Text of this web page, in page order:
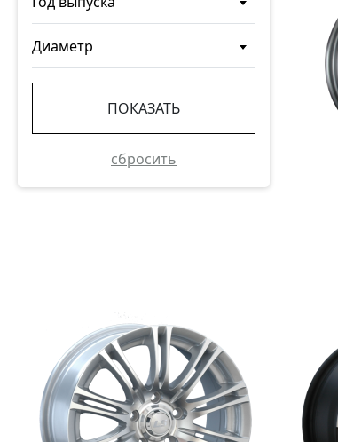
Диаметр
ПОКАЗАТЬ
сбросить